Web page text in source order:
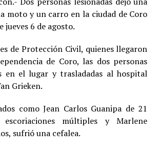
moto y un carro en la ciudad de Coro
jueves 6 de agosto.
de Protección Civil, quienes llegaron
de Coro, las dos personas
en el lugar y trasladadas al hospital
Grieken.
como Jean Carlos Guanipa de 21
escoriaciones múltiples y Marlene
sufrió una cefalea.